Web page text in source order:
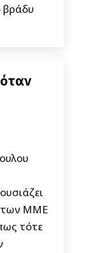
βράδυ
των ΜΜΕ
τότε